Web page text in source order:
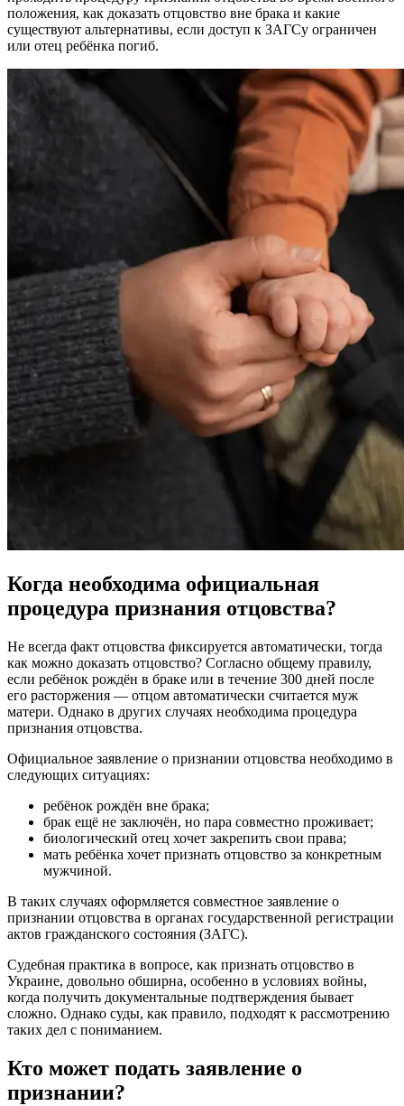
положения, как доказать отцовство вне брака и какие
существуют альтернативы, если доступ к ЗАГСу ограничен
или отец ребёнка погиб.
Когда необходима официальная
процедура признания отцовства?
Не всегда факт отцовства фиксируется автоматически, тогда
как можно доказать отцовство? Согласно общему правилу,
если ребёнок рождён в браке или в течение 300 дней после
его расторжения — отцом автоматически считается муж
матери. Однако в других случаях необходима процедура
признания отцовства.
Официальное заявление о признании отцовства необходимо в
следующих ситуациях:
ребёнок рождён вне брака;
брак ещё не заключён, но пара совместно проживает;
биологический отец хочет закрепить свои права;
мать ребёнка хочет признать отцовство за конкретным
мужчиной.
В таких случаях оформляется совместное заявление о
признании отцовства в органах государственной регистрации
актов гражданского состояния (ЗАГС).
Судебная практика в вопросе, как признать отцовство в
Украине, довольно обширна, особенно в условиях войны,
когда получить документальные подтверждения бывает
сложно. Однако суды, как правило, подходят к рассмотрению
таких дел с пониманием.
Кто может подать заявление о
признании?